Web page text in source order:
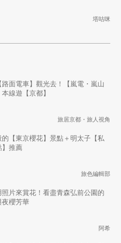
塔咕咪
路面電車】觀光去！【嵐電・嵐山
線遊【京都】
旅居京都・旅人視角
的【東京櫻花】景點＋明太子【私
】推薦
旅色編輯部
照片來賞花！看盡青森弘前公園的
夜櫻芳華
阿希